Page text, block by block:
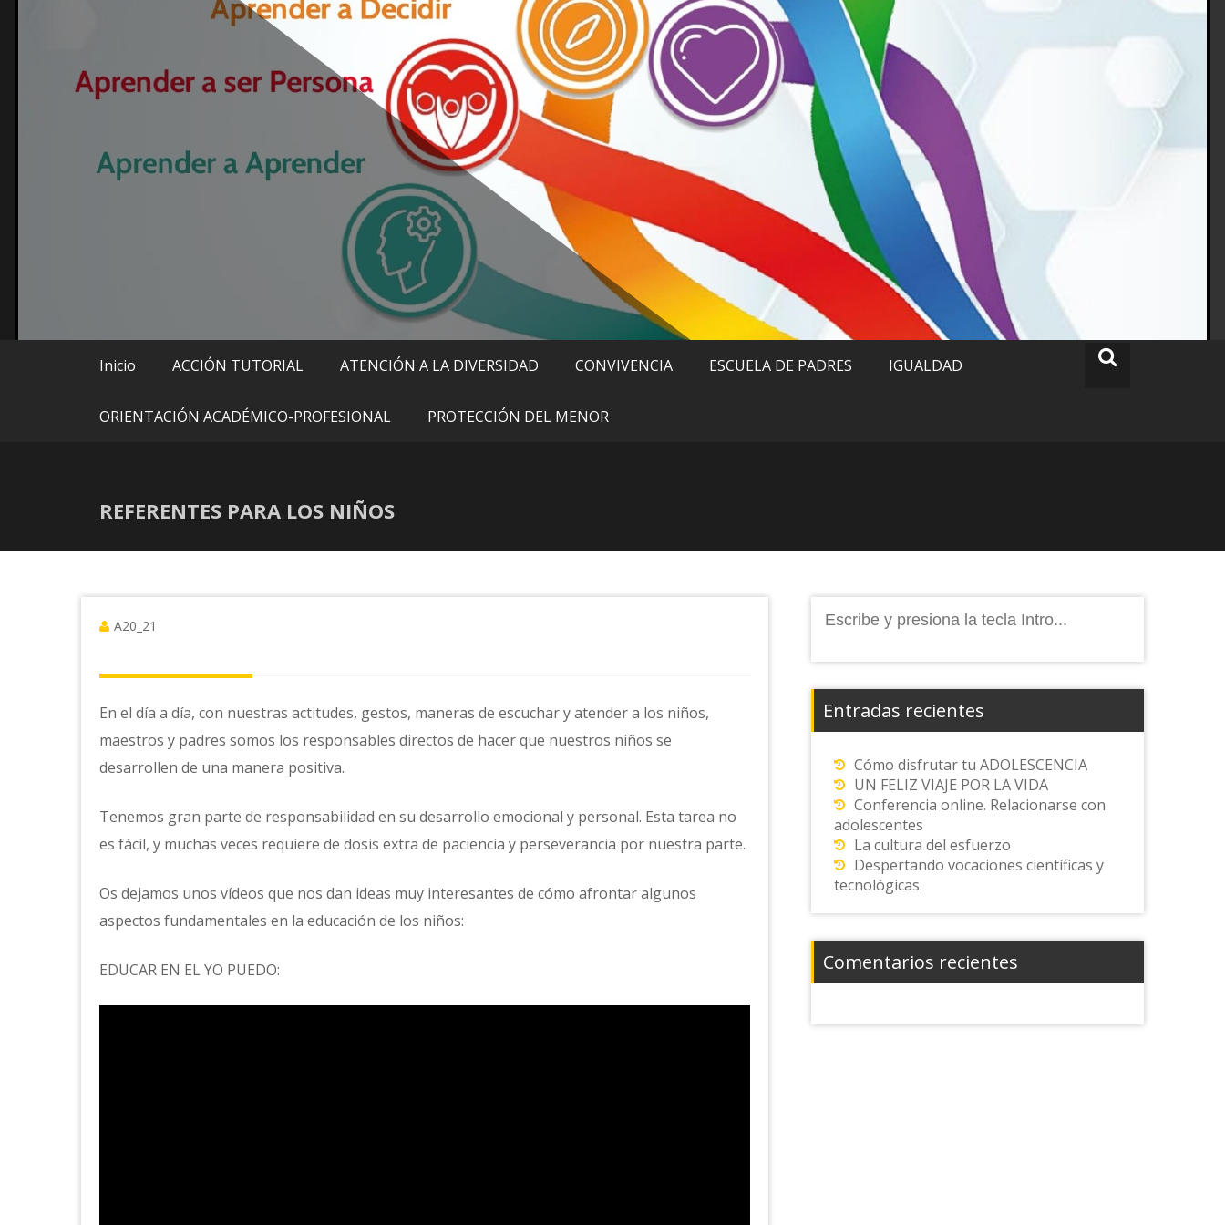
Inicio ACCIÓN TUTORIAL ATENCIÓN A LA DIVERSIDAD CONVIVENCIA ESCUELA DE PADRES IGUALDAD
ORIENTACIÓN ACADÉMICO-PROFESIONAL PROTECCIÓN DEL MENOR
REFERENTES PARA LOS NIÑOS
A20_21
En el día a día, con nuestras actitudes, gestos, maneras de escuchar y atender a los niños,
maestros y padres somos los responsables directos de hacer que nuestros niños se
desarrollen de una manera positiva.
Tenemos gran parte de responsabilidad en su desarrollo emocional y personal. Esta tarea no
es fácil, y muchas veces requiere de dosis extra de paciencia y perseverancia por nuestra parte.
Os dejamos unos vídeos que nos dan ideas muy interesantes de cómo afrontar algunos
aspectos fundamentales en la educación de los niños:
EDUCAR EN EL YO PUEDO:
Entradas recientes
Cómo disfrutar tu ADOLESCENCIA
UN FELIZ VIAJE POR LA VIDA
Conferencia online. Relacionarse con
adolescentes
La cultura del esfuerzo
Despertando vocaciones científicas y
tecnológicas.
Comentarios recientes